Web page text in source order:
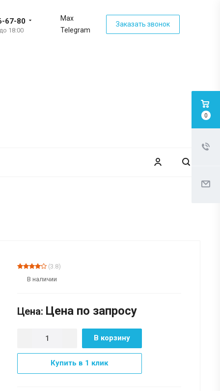
67-80
18:00
Max
Telegram
Заказать звонок
(3.8)
В наличии
Цена: Цена по запросу
В корзину
Купить в 1 клик
0